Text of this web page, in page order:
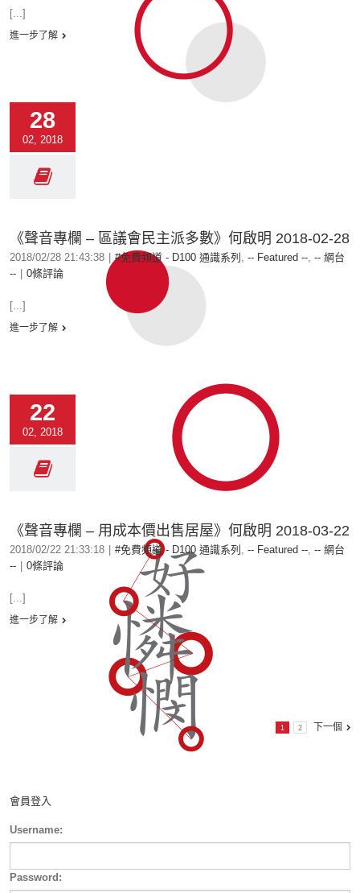
[...]
進一步了解
28
02, 2018
《聲音專欄 – 區議會民主派多數》何啟明 2018-02-28
2018/02/28 21:43:38 #免費頻道 - D100 通識系列 , -- Featured --, -- 網台
--
0條評論
[...]
進一步了解
22
02, 2018
《聲音專欄 – 用成本價出售居屋》何啟明 2018-03-22
2018/02/22 21:33:18 #免費頻道 - D100 通識系列 , -- Featured --, -- 網台
--
0條評論
[...]
進一步了解
1 2 下一個
會員登入
Username:
Password: